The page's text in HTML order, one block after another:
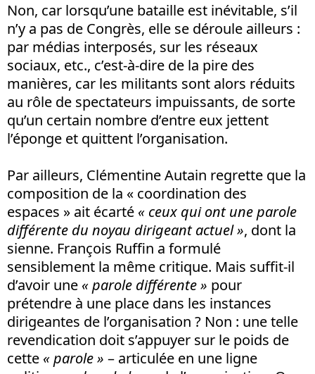
Non, car lorsqu’une bataille est inévitable, s’il
n’y a pas de Congrès, elle se déroule ailleurs :
par médias interposés, sur les réseaux
sociaux, etc., c’est-à-dire de la pire des
manières, car les militants sont alors réduits
au rôle de spectateurs impuissants, de sorte
qu’un certain nombre d’entre eux jettent
l’éponge et quittent l’organisation.
Par ailleurs, Clémentine Autain regrette que la
composition de la « coordination des
espaces » ait écarté « ceux qui ont une parole
différente du noyau dirigeant actuel », dont la
sienne. François Ruffin a formulé
sensiblement la même critique. Mais suffit-il
d’avoir une « parole différente » pour
prétendre à une place dans les instances
dirigeantes de l’organisation ? Non : une telle
revendication doit s’appuyer sur le poids de
cette « parole » – articulée en une ligne